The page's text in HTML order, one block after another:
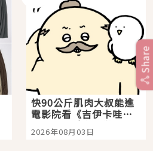
快90公斤肌肉大叔能進
電影院看《吉伊卡哇》
嗎？日本重金屬樂團
「打首」會長與nagano
2026年08月03日
Share